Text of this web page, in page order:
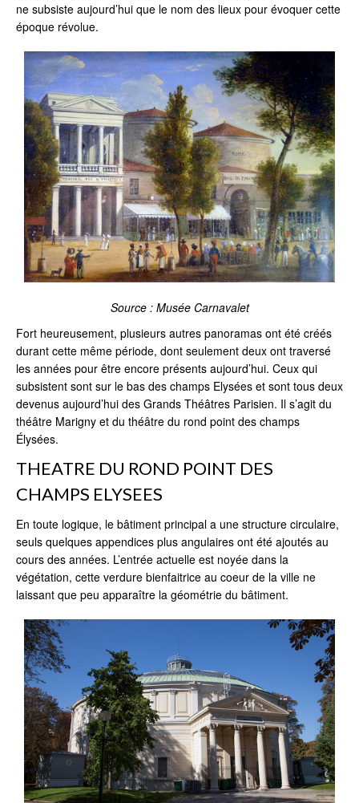
ne subsiste aujourd’hui que le nom des lieux pour évoquer cette
époque révolue.
Source : Musée Carnavalet
Fort heureusement, plusieurs autres panoramas ont été créés
durant cette même période, dont seulement deux ont traversé
les années pour être encore présents aujourd’hui. Ceux qui
subsistent sont sur le bas des champs Elysées et sont tous deux
devenus aujourd’hui des Grands Théâtres Parisien. Il s’agit du
théâtre Marigny et du théâtre du rond point des champs
Élysées.
THEATRE DU ROND POINT DES
CHAMPS ELYSEES
En toute logique, le bâtiment principal a une structure circulaire,
seuls quelques appendices plus angulaires ont été ajoutés au
cours des années. L’entrée actuelle est noyée dans la
végétation, cette verdure bienfaitrice au coeur de la ville ne
laissant que peu apparaître la géométrie du bâtiment.